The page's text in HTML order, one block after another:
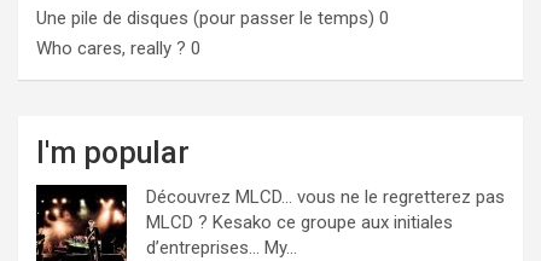
Une pile de disques (pour passer le temps) 0
Who cares, really ? 0
I'm popular
Découvrez MLCD… vous ne le regretterez pas
MLCD ? Kesako ce groupe aux initiales
d’entreprises… My...